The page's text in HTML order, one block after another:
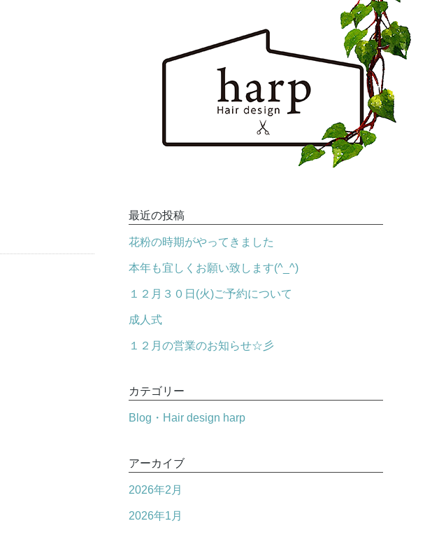
最近の投稿
花粉の時期がやってきました
本年も宜しくお願い致します(^_^)
１２月３０日(火)ご予約について
成人式
１２月の営業のお知らせ☆彡
カテゴリー
Blog・Hair design harp
アーカイブ
2026年2月
2026年1月